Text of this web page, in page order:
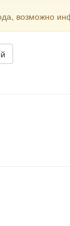
возможно